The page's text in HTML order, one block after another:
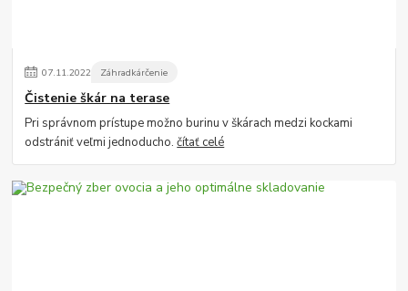
07.11.2022 Záhradkárčenie
Čistenie škár na terase
Pri správnom prístupe možno burinu v škárach medzi kockami
odstrániť veľmi jednoducho.čítať celé